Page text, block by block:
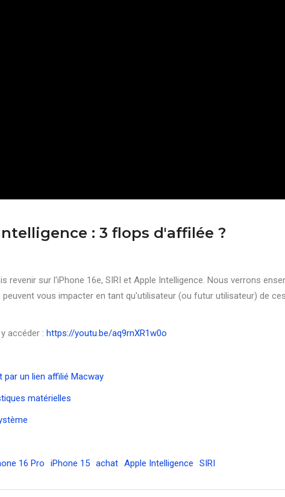
: 3 flops d'affilée ?
revenir sur l'iPhone 16e, SIRI et Apple Intelligence. Nous verrons
vous impacter en tant qu'utilisateur (ou futur utilisateur) de
accéder : https://youtu.be/aq9rnXR1w0o
par un lien affilié Macway
matérielles
16 Pro iPhone 15 achat Apple Intelligence SIRI